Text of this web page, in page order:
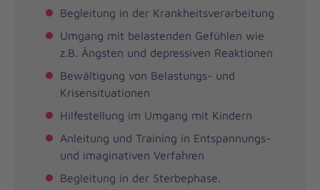
Begleitung in der Krankheitsverarbeitung
Umgang mit belastenden Gefühlen wie
z.B. Ängsten und depressiven Reaktionen
Bewältigung von Belastungs- und
Krisensituationen
Hilfestellung im Umgang mit Kindern
Anleitung und Training in Entspannungs-
und imaginativen Verfahren
Begleitung in der Sterbephase.